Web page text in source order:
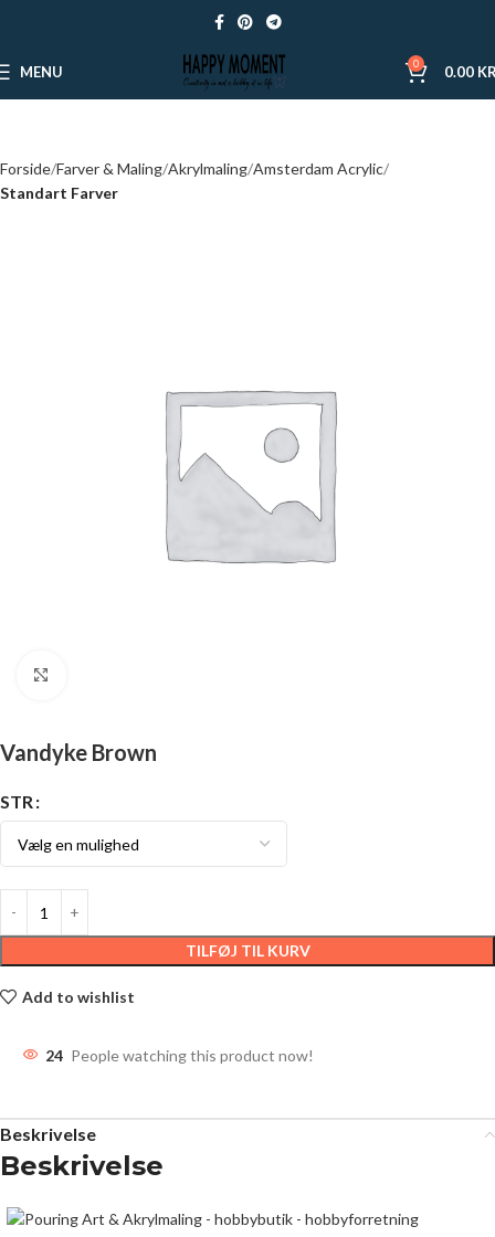
MENU 0 0.00
Forside Farver & Maling Akrylmaling Amsterdam Acrylic
Standart Farver
Vandyke Brown
STR
TILFØJ TIL KURV
Add to wishlist
24 People watching this product now!
Beskrivelse
Beskrivelse